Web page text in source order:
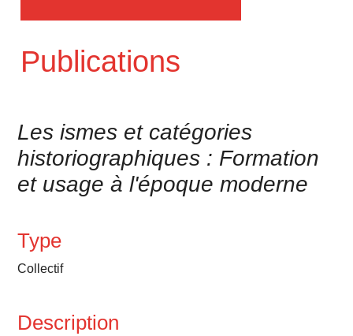
Publications
Les ismes et catégories
historiographiques : Formation
et usage à l'époque moderne
Type
Collectif
Description